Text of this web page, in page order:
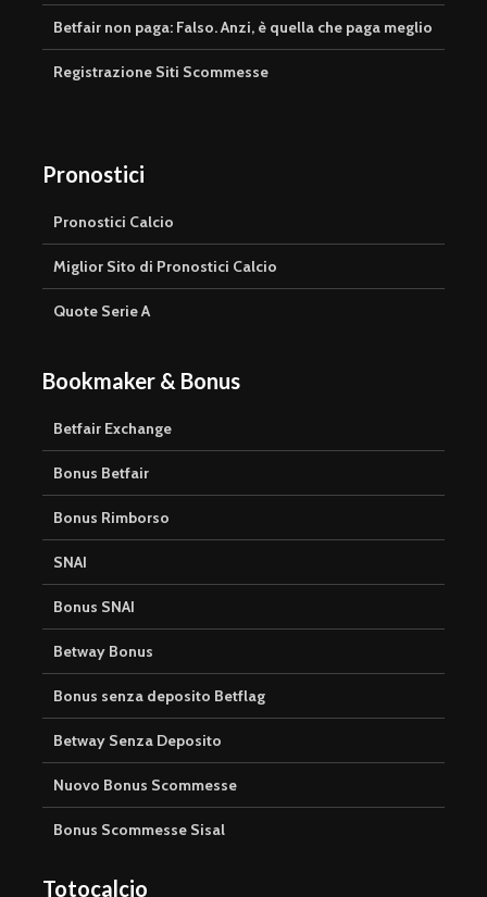
Betfair non paga: Falso. Anzi, è quella che paga meglio
Registrazione Siti Scommesse
Pronostici
Pronostici Calcio
Miglior Sito di Pronostici Calcio
Quote Serie A
Bookmaker & Bonus
Betfair Exchange
Bonus Betfair
Bonus Rimborso
SNAI
Bonus SNAI
Betway Bonus
Bonus senza deposito Betflag
Betway Senza Deposito
Nuovo Bonus Scommesse
Bonus Scommesse Sisal
Totocalcio